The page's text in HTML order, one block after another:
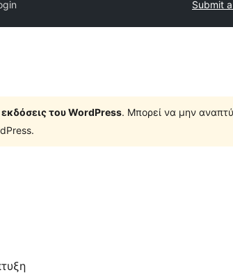
Submit
εκδόσεις του WordPress. Μπορεί να μην